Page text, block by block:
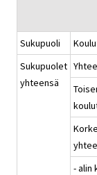
Sukupuoli
Sukupuolet
yhteensä
- alin